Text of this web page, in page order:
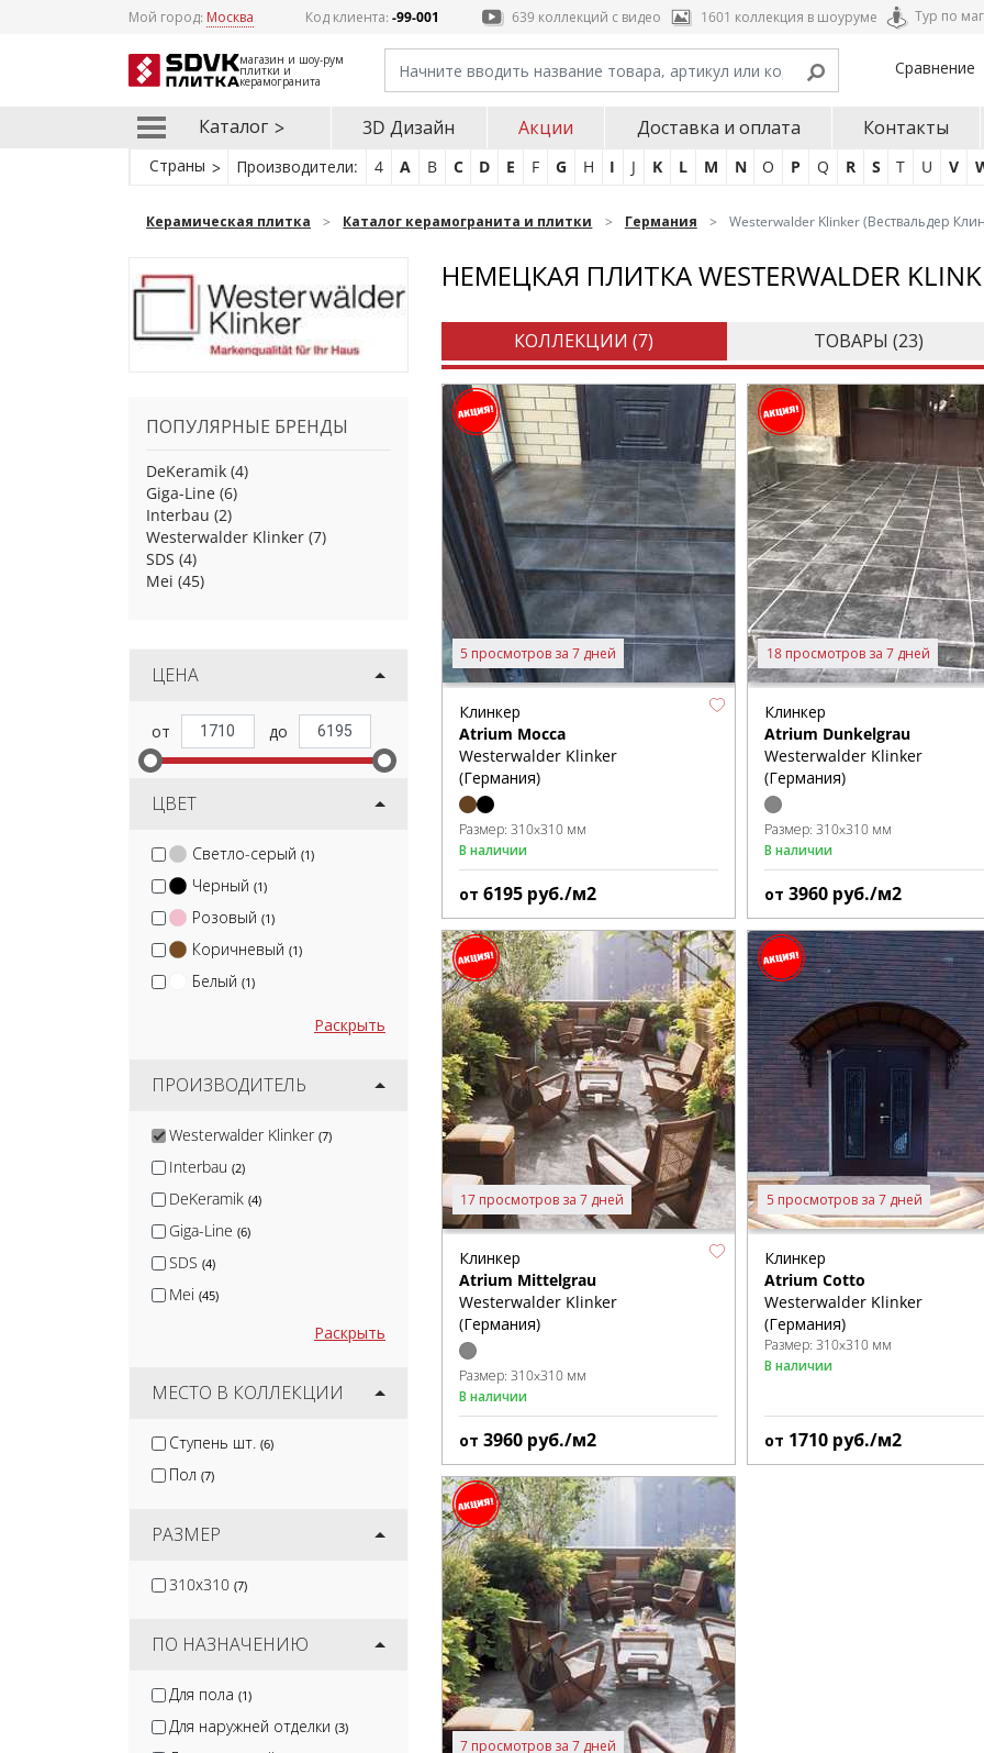
Мой город: Москва Код клиента: -99-001 639 коллекций с видео 1601 коллекция в шоуруме Тур по
магазин и шоу-рум
плитки и
керамогранита
Сравнение
Каталог 3D Дизайн Акции Доставка и оплата Контакты
Страны Производители: 4 A B C D E F G H I J K L M N O P Q R S T U V
Керамическая плитка Каталог керамогранита и плитки Германия Westerwalder Klinker (Вествальдер
ПОПУЛЯРНЫЕ БРЕНДЫ
DeKeramik (4)
Giga-Line (6)
Interbau (2)
Westerwalder Klinker (7)
SDS (4)
Mei (45)
ЦЕНА
ЦВЕТ
Светло-серый (1)
Черный (1)
Розовый (1)
Коричневый (1)
Белый (1)
Раскрыть
ПРОИЗВОДИТЕЛЬ
Westerwalder Klinker (7)
Interbau (2)
DeKeramik (4)
Giga-Line (6)
SDS (4)
Mei (45)
Раскрыть
МЕСТО В КОЛЛЕКЦИИ
Ступень шт. (6)
Пол (7)
РАЗМЕР
310x310 (7)
ПО НАЗНАЧЕНИЮ
Для пола (1)
Для наружней отделки (3)
НЕМЕЦКАЯ ПЛИТКА WESTERWALDER
КОЛЛЕКЦИИ (7) ТОВАРЫ (23)
5 просмотров за 7 дней
Клинкер
Atrium Mocca
Westerwalder Klinker
(Германия)
Размер: 310x310 мм
В наличии
от 6195 руб./м2
18 просмотров за 7 дней
Клинкер
Atrium Dunkelgrau
Westerwalder Klinker
(Германия)
Размер:310x310 мм
В наличии
от3960 руб./м2
17 просмотров за 7 дней
Клинкер
Atrium Mittelgrau
Westerwalder Klinker
(Германия)
Размер: 310x310 мм
В наличии
от 3960 руб./м2
5 просмотров за 7 дней
Клинкер
Atrium Cotto
Westerwalder Klinker
(Германия)
Размер:310x310 мм
В наличии
от 1710 руб./м2
7 просмотров за 7 дней